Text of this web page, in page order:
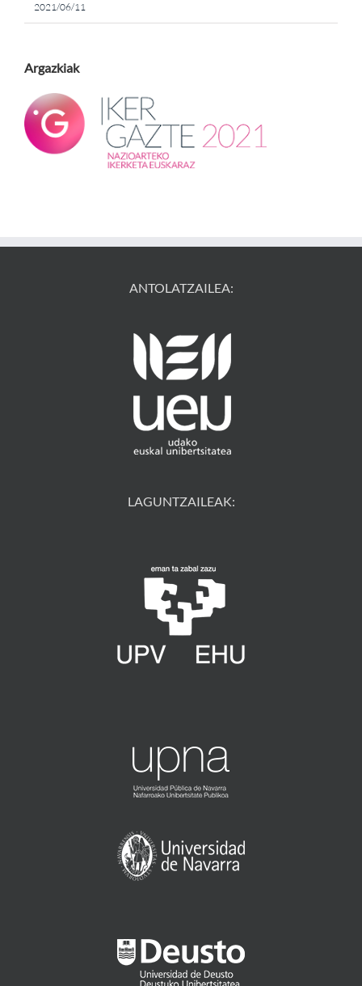
2021/06/11
Argazkiak
ANTOLATZAILEA:
LAGUNTZAILEAK: